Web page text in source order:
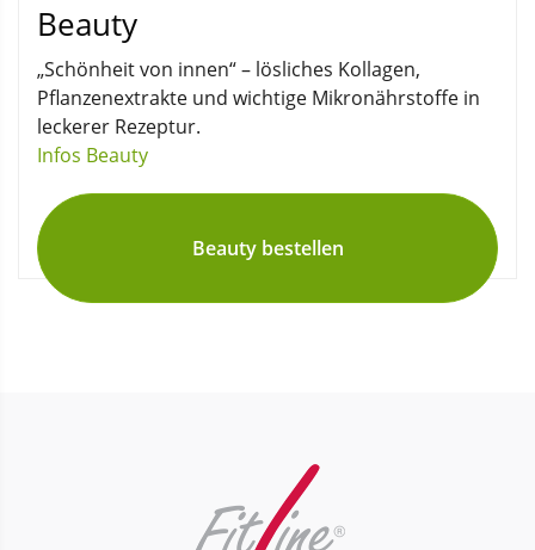
Beauty
„Schönheit von innen“ – lösliches Kollagen,
Pflanzenextrakte und wichtige Mikronährstoffe in
leckerer Rezeptur.
Infos Beauty
Beauty bestellen